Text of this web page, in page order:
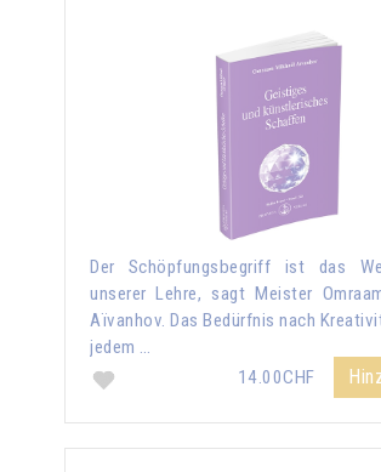
Der Schöpfungsbegriff ist das
unserer Lehre, sagt Meister
Aïvanhov. Das Bedürfnis nach
jedem …
14.00CHF